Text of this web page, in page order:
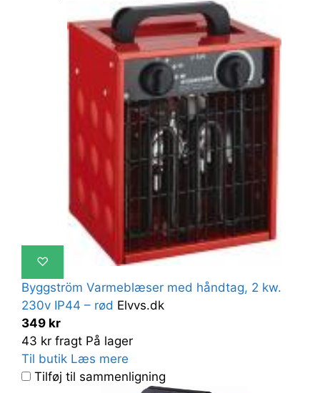
♡
Byggström Varmeblæser med håndtag, 2 kw.
230v IP44 – rød Elvvs.dk
349 kr
43 kr fragt På lager
Til butik Læs mere
Tilføj til sammenligning